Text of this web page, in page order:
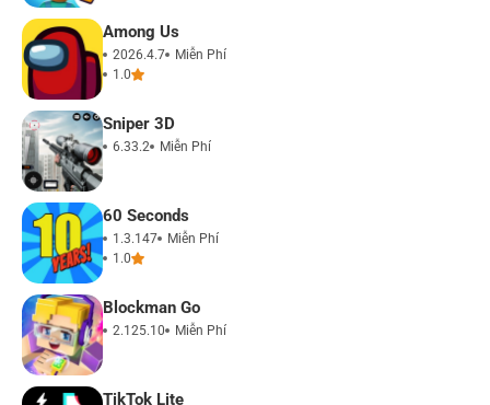
Among Us
2026.4.7
Miễn Phí
1.0
Sniper 3D
6.33.2 Miễn Phí
60 Seconds
1.3.147
Miễn Phí
1.0
Blockman Go
2.125.10 Miễn Phí
TikTok Lite